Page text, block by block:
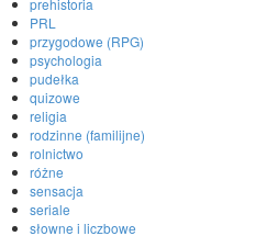
prehistoria
PRL
przygodowe (RPG)
psychologia
pudełka
quizowe
religia
rodzinne (familijne)
rolnictwo
różne
sensacja
seriale
słowne i liczbowe